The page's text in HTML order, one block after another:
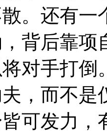
。还有一
背后靠项
对手打倒
，而不是
可发力